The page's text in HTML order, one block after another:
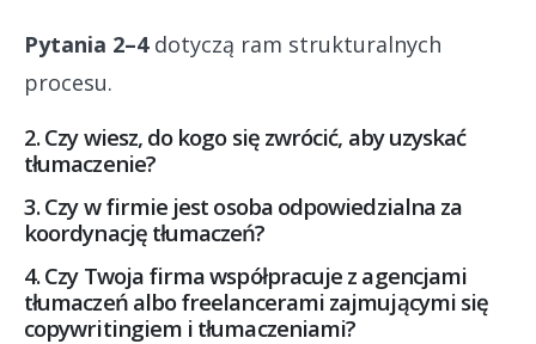
Pytania 2–4dotyczą ram strukturalnych
procesu.
2. Czy wiesz, do kogo się zwrócić, aby uzyskać
tłumaczenie?
3. Czy w firmie jest osoba odpowiedzialna za
koordynację tłumaczeń?
4. Czy Twoja firma współpracuje z agencjami
tłumaczeń albo freelancerami zajmującymi się
copywritingiem i tłumaczeniami?